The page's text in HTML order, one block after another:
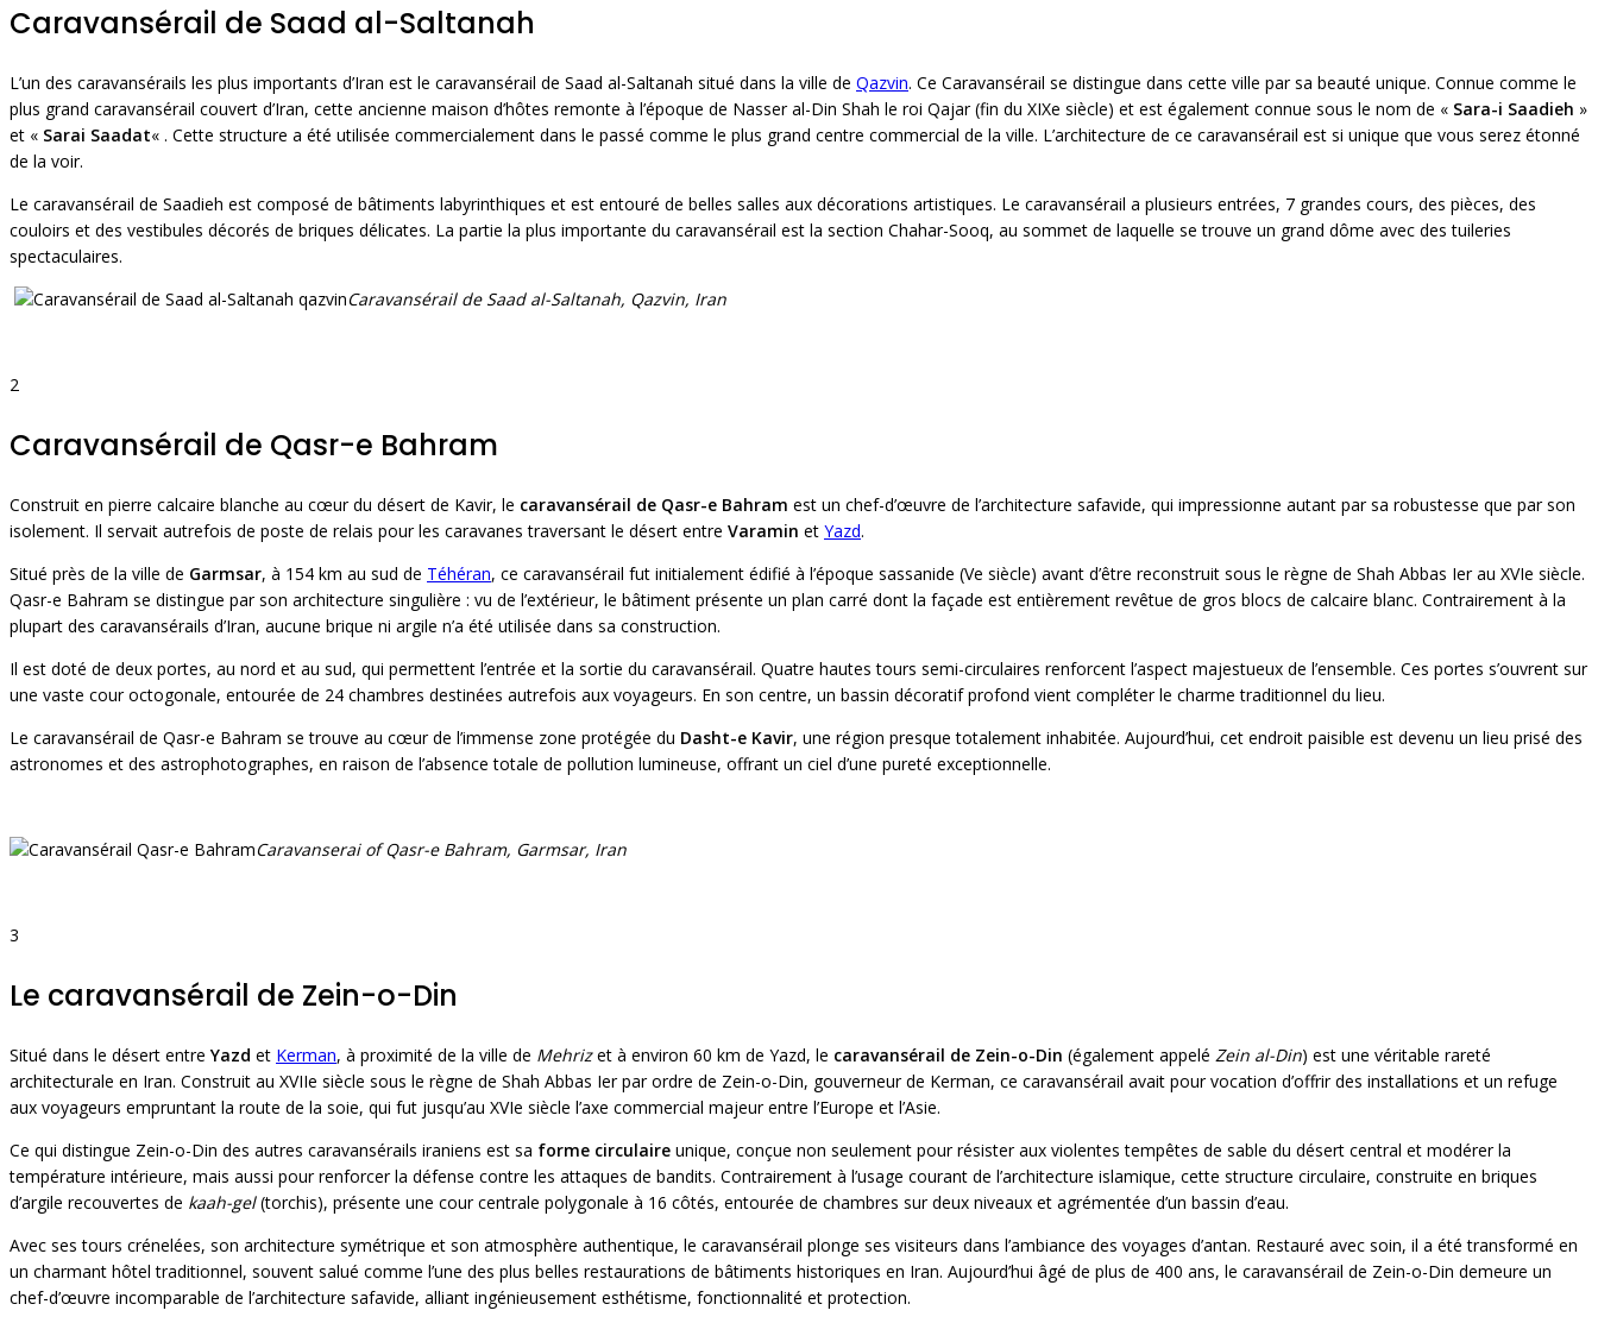
Caravansérail de Saad al-Saltanah
L’un des caravansérails les plus importants d’Iran est le caravansérail de Saad al-Saltanah situé dans la ville de Qazvin. Ce Caravansérail se distingue dans cette ville par sa beauté unique. Connue comme le
plus grand caravansérail couvert d’Iran, cette ancienne maison d’hôtes remonte à l’époque de Nasser al-Din Shah le roi Qajar (fin du XIXe siècle) et est également connue sous le nom de « Sara-i Saadieh »
et « Sarai Saadat« . Cette structure a été utilisée commercialement dans le passé comme le plus grand centre commercial de la ville. L’architecture de ce caravansérail est si unique que vous serez étonné
de la voir.
Le caravansérail de Saadieh est composé de bâtiments labyrinthiques et est entouré de belles salles aux décorations artistiques. Le caravansérail a plusieurs entrées, 7 grandes cours, des pièces, des
couloirs et des vestibules décorés de briques délicates. La partie la plus importante du caravansérail est la section Chahar-Sooq, au sommet de laquelle se trouve un grand dôme avec des tuileries
spectaculaires.
Caravansérail de Saad al-Saltanah, Qazvin, Iran
2
Caravansérail de Qasr-e Bahram
Construit en pierre calcaire blanche au cœur du désert de Kavir, le caravansérail de Qasr-e Bahram est un chef-d’œuvre de l’architecture safavide, qui impressionne autant par sa robustesse que par son
isolement. Il servait autrefois de poste de relais pour les caravanes traversant le désert entre Varamin et Yazd.
Situé près de la ville de Garmsar, à 154 km au sud de Téhéran, ce caravansérail fut initialement édifié à l’époque sassanide (Ve siècle) avant d’être reconstruit sous le règne de Shah Abbas Ier au XVIe siècle.
Qasr-e Bahram se distingue par son architecture singulière : vu de l’extérieur, le bâtiment présente un plan carré dont la façade est entièrement revêtue de gros blocs de calcaire blanc. Contrairement à la
plupart des caravansérails d’Iran, aucune brique ni argile n’a été utilisée dans sa construction.
Il est doté de deux portes, au nord et au sud, qui permettent l’entrée et la sortie du caravansérail. Quatre hautes tours semi-circulaires renforcent l’aspect majestueux de l’ensemble. Ces portes s’ouvrent sur
une vaste cour octogonale, entourée de 24 chambres destinées autrefois aux voyageurs. En son centre, un bassin décoratif profond vient compléter le charme traditionnel du lieu.
Le caravansérail de Qasr-e Bahram se trouve au cœur de l’immense zone protégée du Dasht-e Kavir, une région presque totalement inhabitée. Aujourd’hui, cet endroit paisible est devenu un lieu prisé des
astronomes et des astrophotographes, en raison de l’absence totale de pollution lumineuse, offrant un ciel d’une pureté exceptionnelle.
Caravanserai of Qasr-e Bahram, Garmsar, Iran
3
Le caravansérail de Zein-o-Din
Situé dans le désert entreYazd et Kerman, à proximité de la ville de Mehrizet à environ 60 km de Yazd, le caravansérail de Zein-o-Din (également appelé Zein al-Din) est une véritable rareté
architecturale en Iran. Construit au XVIIe siècle sous le règne de Shah Abbas Ier par ordre de Zein-o-Din, gouverneur de Kerman, ce caravansérail avait pour vocation d’offrir des installations et un refuge
aux voyageurs empruntant la route de la soie, qui fut jusqu’au XVIe siècle l’axe commercial majeur entre l’Europe et l’Asie.
Ce qui distingue Zein-o-Din des autres caravansérails iraniens est sa forme circulaire unique, conçue non seulement pour résister aux violentes tempêtes de sable du désert central et modérer la
température intérieure, mais aussi pour renforcer la défense contre les attaques de bandits. Contrairement à l’usage courant de l’architecture islamique, cette structure circulaire, construite en briques
d’argile recouvertes de kaah-gel(torchis), présente une cour centrale polygonale à 16 côtés, entourée de chambres sur deux niveaux et agrémentée d’un bassin d’eau.
Avec ses tours crénelées, son architecture symétrique et son atmosphère authentique, le caravansérail plonge ses visiteurs dans l’ambiance des voyages d’antan. Restauré avec soin, il a été transformé en
un charmant hôtel traditionnel, souvent salué comme l’une des plus belles restaurations de bâtiments historiques en Iran. Aujourd’hui âgé de plus de 400 ans, le caravansérail de Zein-o-Din demeure un
chef-d’œuvre incomparable de l’architecture safavide, alliant ingénieusement esthétisme, fonctionnalité et protection.